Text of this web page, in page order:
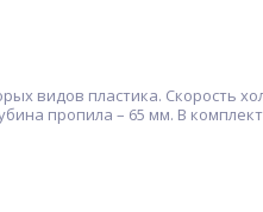
видов пластика. Скорость
пропила – 65 мм. В